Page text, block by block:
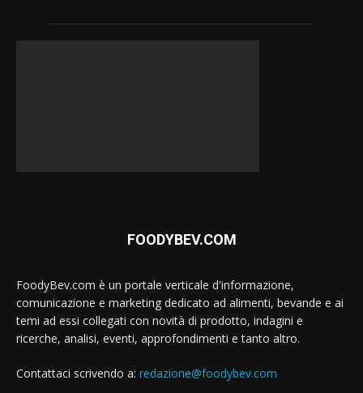
FOODYBEV.COM
FoodyBev.com è un portale verticale d'informazione,
comunicazione e marketing dedicato ad alimenti, bevande e ai
temi ad essi collegati con novità di prodotto, indagini e
ricerche, analisi, eventi, approfondimenti e tanto altro.
Contattaci scrivendo a: redazione@foodybev.com